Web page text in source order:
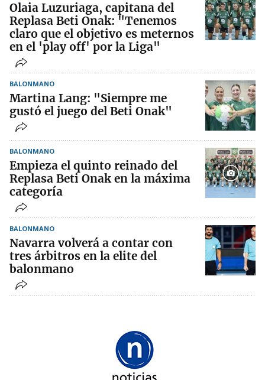
Olaia Luzuriaga, capitana del
Replasa Beti Onak: "Tenemos
claro que el objetivo es meternos
en el 'play off' por la Liga"
BALONMANO
Martina Lang: "Siempre me
gustó el juego del Beti Onak"
BALONMANO
Empieza el quinto reinado del
Replasa Beti Onak en la máxima
categoría
BALONMANO
Navarra volverá a contar con
tres árbitros en la elite del
balonmano